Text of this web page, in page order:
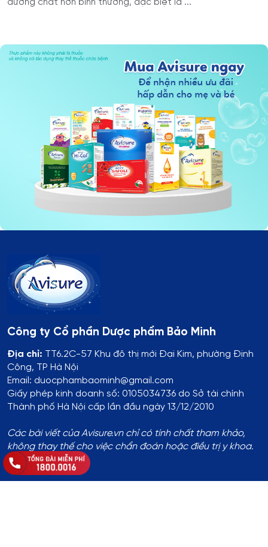
dưỡng chất hơn bình thường, đặc biệt là ...
Công ty Cổ phần Dược phẩm Bảo Minh
Địa chỉ: TT6.2C-57 Khu đô thị mới Đại Kim, phường Định
Công, TP Hà Nội
Email: duocphambaominh@gmail.com
Giấy phép kinh doanh số: 0105034736 do Sở tài chính
Thành phố Hà Nội cấp lần đầu ngày 13/12/2010
Các bài viết của Avisure.vn chỉ có tính chất tham khảo,
không thay thế cho việc chẩn đoán hoặc điều trị y khoa.